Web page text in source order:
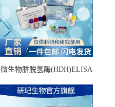
微生物肼脱氢酶(HDH)ELISA